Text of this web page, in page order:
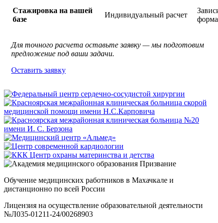
Стажировка на вашей
базе
Индивидуальный расчет
Для точного расчета оставьте заявку — мы подготовим
предложение под ваши задачи.
Оставить заявку
Обучение медицинских работников в Махачкале и
дистанционно по всей России
Лицензия на осуществление образовательной деятельности
№Л035-01211-24/00268903